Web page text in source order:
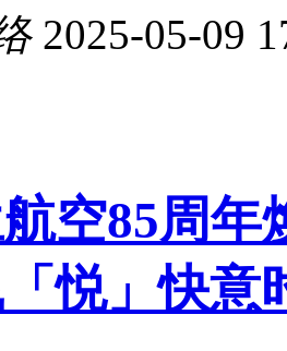
2025-05-09
空85周年
悦」快意